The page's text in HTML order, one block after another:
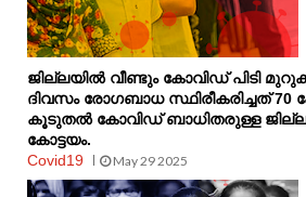
ജില്ലയിൽ വീണ്ടും കോവിഡ് പിടി
ദിവസം രോഗബാധ സ്ഥിരീകരിച്ചത് 70
കൂടുതൽ കോവിഡ് ബാധിതരുള്ള
കോട്ടയം.
Covid19
May 29 2025